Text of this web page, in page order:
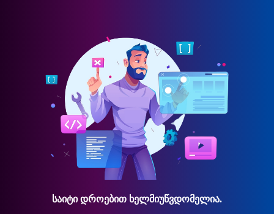
საიტი დროებით ხელმიუწვდომელია.